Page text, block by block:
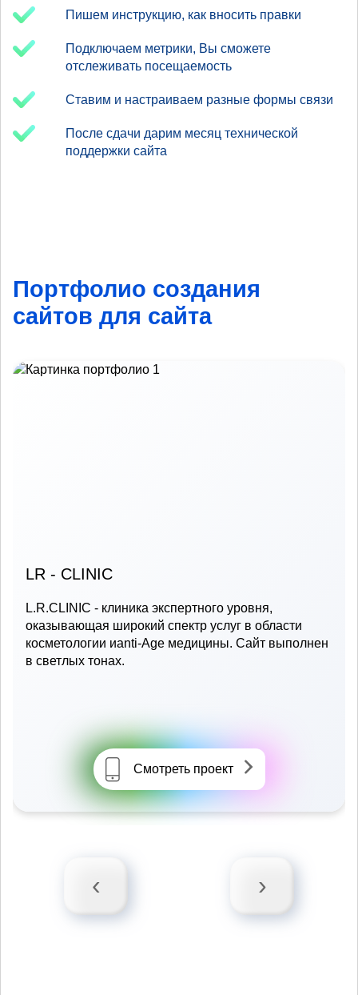
Пишем инструкцию, как вносить правки
Подключаем метрики, Вы сможете
отслеживать посещаемость
Ставим и настраиваем разные формы связи
После сдачи дарим месяц технической
поддержки сайта
Портфолио создания
сайтов для сайта
LR - CLINIC
L.R.CLINIC - клиника экспертного уровня,
оказывающая широкий спектр услуг в области
косметологии иanti-Age медицины. Сайт выполнен
в светлых тонах.
Смотреть проект
‹ ›